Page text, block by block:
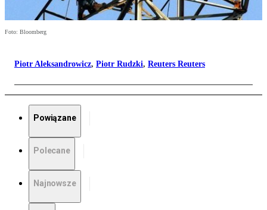
Foto: Bloomberg
Piotr Aleksandrowicz, Piotr Rudzki, Reuters Reuters
Powiązane
Polecane
Najnowsze